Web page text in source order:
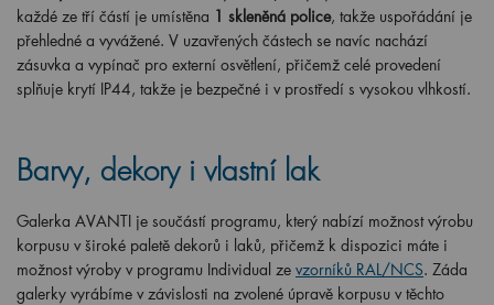
každé ze tří částí je umístěna 1 skleněná police, takže uspořádání je
přehledné a vyvážené. V uzavřených částech se navíc nachází
zásuvka a vypínač pro externí osvětlení, přičemž celé provedení
splňuje krytí IP44, takže je bezpečné i v prostředí s vysokou vlhkostí.
Barvy, dekory i vlastní lak
Galerka AVANTI je součástí programu, který nabízí možnost výrobu
korpusu v široké paletě dekorů i laků, přičemž k dispozici máte i
možnost výroby v programu Individual ze vzorníků RAL/NCS. Záda
galerky vyrábíme v závislosti na zvolené úpravě korpusu v těchto